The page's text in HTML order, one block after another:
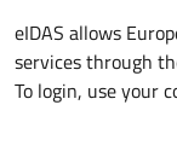
eIDAS allows
services through
To login, use your